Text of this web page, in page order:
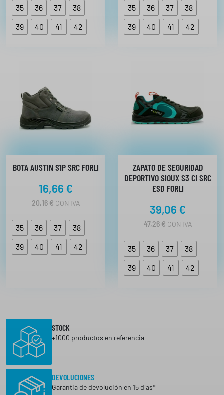
35 36 37
38
39
40 41 42
35 36 37
38
39
40 41 42
BOTA AUSTIN S1P SRC FORLI
16,66 €
20,16 € CON IVA
35 36 37
38
39
40 41 42
ZAPATO DE SEGURIDAD
DEPORTIVO SIOUX S3 CI SRC
ESD FORLI
39,06 €
47,26 € CON IVA
35 36 37
38
39
40 41 42
STOCK
+1000 productos en referencia
DEVOLUCIONES
Garantia de devolución en 15 días*